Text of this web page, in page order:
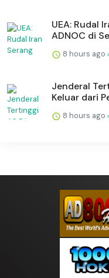
UEA: Rudal
ADNOC di
8 hours ago
Jenderal
Keluar dari
8 hours ago